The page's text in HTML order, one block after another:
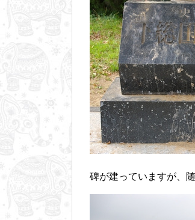
碑が建っていますが、